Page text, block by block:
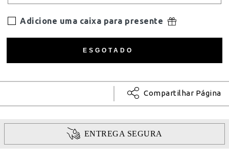
Adicione uma caixa para presente
Compartilhar Página
ENTREGA SEGURA